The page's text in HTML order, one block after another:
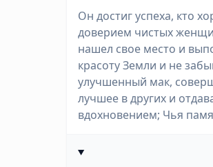
Он достиг успеха, кто
доверием чистых
нашел свое место и
красоту Земли и не
улучшенный мак,
лучшее в других и
вдохновением; Чья